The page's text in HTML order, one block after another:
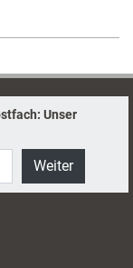
Unser
Weiter